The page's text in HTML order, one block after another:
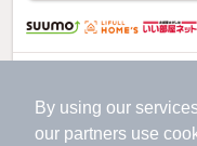
By using our
our partners use